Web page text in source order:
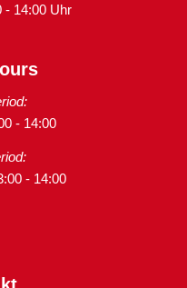
- 14:00 Uhr
- 14:00
- 14:00